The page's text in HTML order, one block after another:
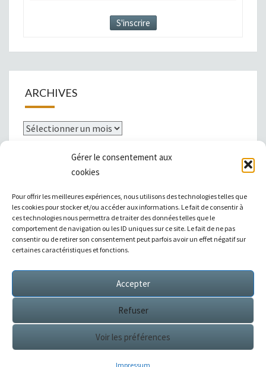
Gérer le consentement aux
cookies
Pour offrir les meilleures expériences, nous utilisons des technologies telles que
les cookies pour stocker et/ou accéder aux informations. Le fait de consentir à
ces technologies nous permettra de traiter des données telles que le
comportement de navigation ou les ID uniques sur ce site. Le fait de ne pas
consentir ou de retirer son consentement peut parfois avoir un effet négatif sur
certaines caractéristiques et fonctions.
Accepter
Refuser
Voir les préférences
Impressum
ARCHIVES
Archives
|Témoignages| Annuaire de liens|
Sitemap XML
© 2026 Éditions Succès / Switzerland : tous droits
réservés